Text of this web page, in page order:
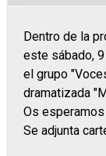
Dentro de la
este sábado,
el grupo
dramatizada
Os esperamos
Se adjunta